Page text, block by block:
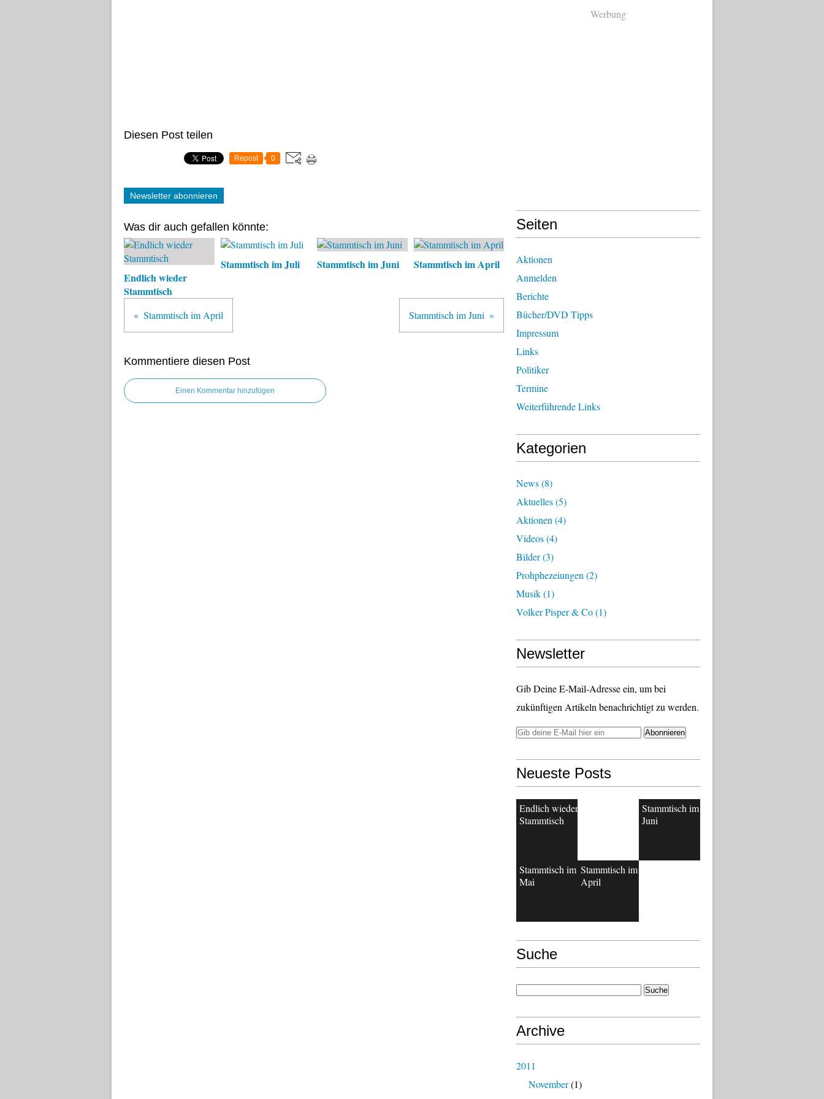
Diesen Post teilen
Repost 0
Newsletter abonnieren
Was dir auch gefallen könnte:
Endlich wieder
Stammtisch
Stammtisch im Juli Stammtisch im Juni Stammtisch im April
Stammtisch im April Stammtisch im Juni
Kommentiere diesen Post
Einen Kommentar hinzufügen
Werbung
Seiten
Aktionen
Anmelden
Berichte
Bücher/DVD Tipps
Impressum
Links
Politiker
Termine
Weiterführende Links
Kategorien
News(8)
Aktuelles(5)
Aktionen (4)
Videos(4)
Bilder(3)
Prohphezeiungen (2)
Musik(1)
Volker Pisper & Co(1)
Newsletter
Gib Deine E-Mail-Adresse ein, um bei
zukünftigen Artikeln benachrichtigt zu werden.
Neueste Posts
Endlich wieder
Stammtisch
Stammtisch im
Juni
Stammtisch im
Mai
Stammtisch im
April
Suche
Archive
2011
November(1)